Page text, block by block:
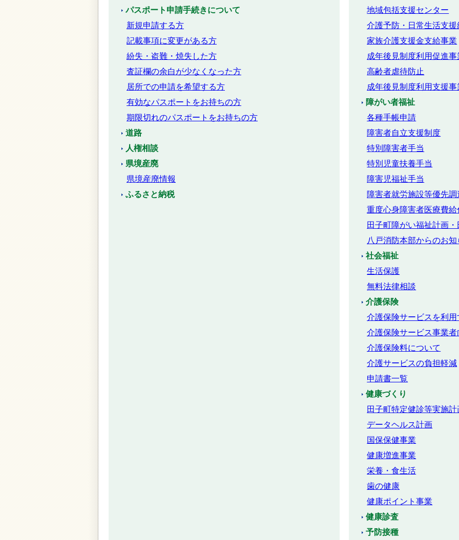
パスポート申請手続きについて
新規申請する方
記載事項に変更がある方
紛失・盗難・焼失した方
査証欄の余白が少なくなった方
居所での申請を希望する方
有効なパスポートをお持ちの方
期限切れのパスポートをお持ちの方
道路
人権相談
県境産廃
県境産廃情報
ふるさと納税
地域包括支援センター
介護予防・日常生活支
家族介護支援金支給事業
成年後見制度利用促進事
高齢者虐待防止
成年後見制度利用支援事
障がい者福祉
各種手帳申請
障害者自立支援制度
特別障害者手当
特別児童扶養手当
障害児福祉手当
障害者就労施設等優先調
重度心身障害者医療費給
田子町障がい福祉計画
八戸消防本部からのお
社会福祉
生活保護
無料法律相談
介護保険
介護保険サービスを利
介護保険サービス事業
介護保険料について
介護サービスの負担軽減
申請書一覧
健康づくり
田子町特定健診等実施計
データヘルス計画
国保保健事業
健康増進事業
栄養・食生活
歯の健康
健康ポイント事業
健康診査
予防接種